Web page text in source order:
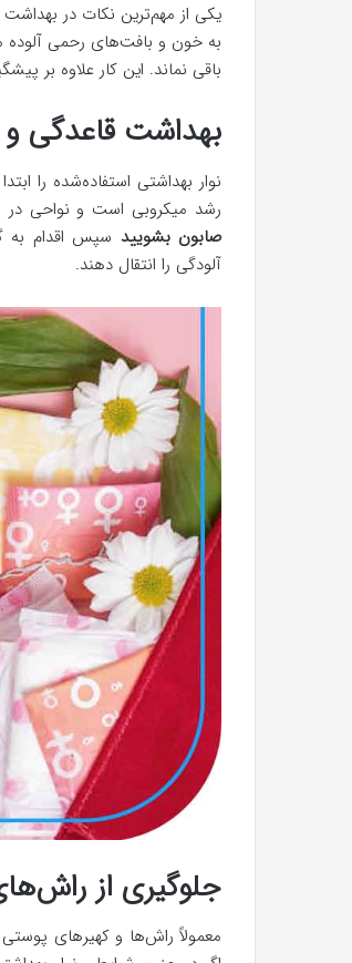
یکی از مهم‌ترین نکات در
به خون و بافت‌های رحمی
باقی نماند. این کار علاوه بر
بهداشت قاعدگی و
نوار بهداشتی استفاده‌شده را
رشد میکروبی است و نواحی در
صابون بشویید سپس اقدام به
آلودگی را انتقال دهند.
جلوگیری از
معمولاً راش‌ها و کهیرهای پوستی